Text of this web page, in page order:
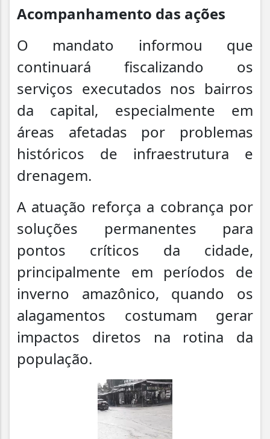
Acompanhamento das ações
O mandato informou que
continuará fiscalizando os
serviços executados nos bairros
da capital, especialmente em
áreas afetadas por problemas
históricos de infraestrutura e
drenagem.
A atuação reforça a cobrança por
soluções permanentes para
pontos críticos da cidade,
principalmente em períodos de
inverno amazônico, quando os
alagamentos costumam gerar
impactos diretos na rotina da
população.